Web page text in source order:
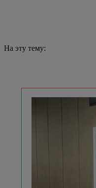
На эту тему: